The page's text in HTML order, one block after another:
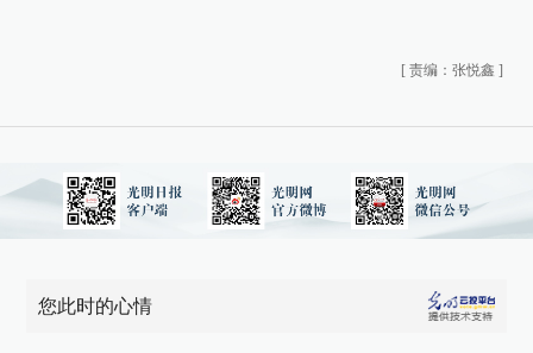
[ 责编：张悦鑫 ]
您此时的心情